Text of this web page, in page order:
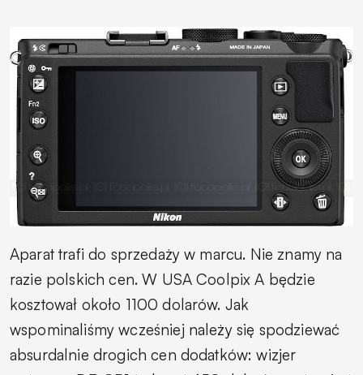
Aparat trafi do sprzedaży w marcu. Nie znamy na
razie polskich cen. W USA Coolpix A będzie
kosztował około 1100 dolarów. Jak
wspominaliśmy wcześniej należy się spodziewać
absurdalnie drogich cen dodatków: wizjer